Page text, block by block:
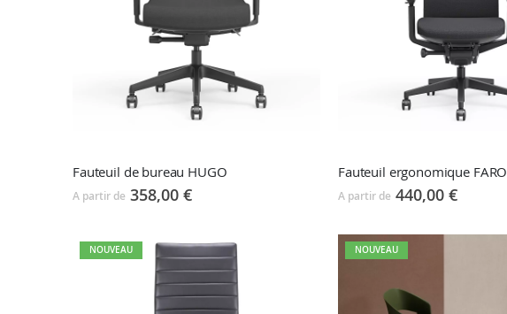
Fauteuil de bureau HUGO
A partir de 358,00 €
Fauteuil ergonomique FARO
A partir de 440,00 €
NOUVEAU NOUVEAU